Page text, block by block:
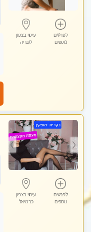
לפרטים
נוספים
עיסוי בצפון
טבריה
לפרטים
נוספים
עיסוי בצפון
כרמיאל